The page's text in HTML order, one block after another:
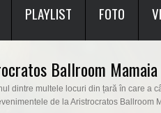
PLAYLIST FOTO
Ballroom Mamaia
dintre multele locuri din țară în care a
de la Aristrocratos Ballroom